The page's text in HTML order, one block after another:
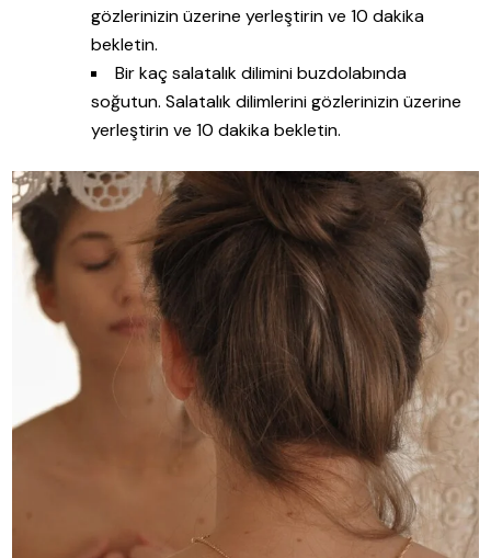
gözlerinizin üzerine yerleştirin ve 10 dakika
bekletin.
Bir kaç salatalık dilimini buzdolabında
soğutun. Salatalık dilimlerini gözlerinizin üzerine
yerleştirin ve 10 dakika bekletin.